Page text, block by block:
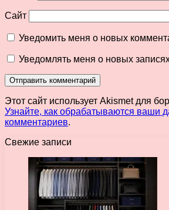
Сайт
Уведомить меня о новых
Уведомлять меня о новых
Этот сайт использует Akismet для
Узнайте, как обрабатываются ваши
комментариев.
Свежие записи